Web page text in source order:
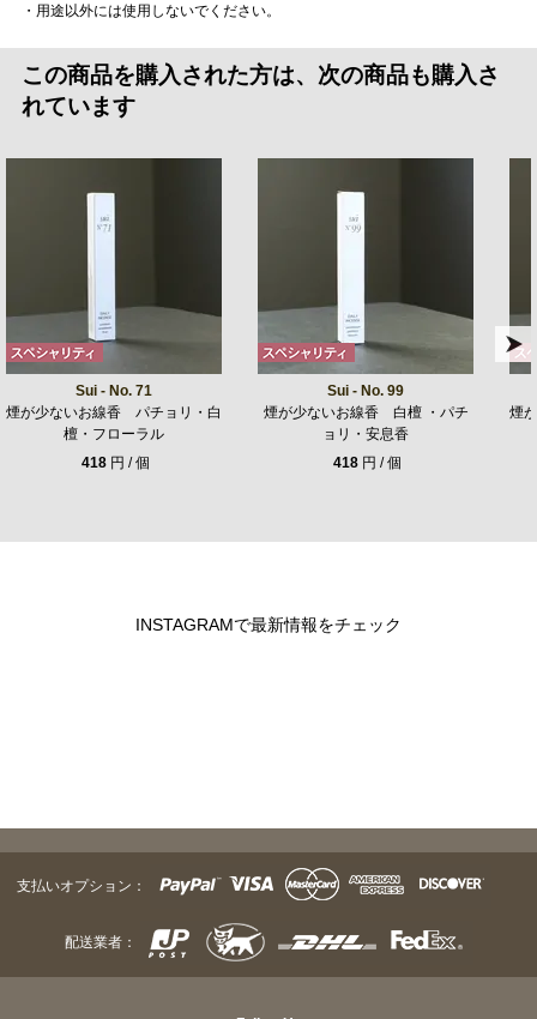
・用途以外には使用しないでください。
この商品を購入された方は、次の商品も購入さ
れています
Sui - No. 71
煙が少ないお線香 パチョリ・白
檀・フローラル
418円 / 個
Sui - No. 99
煙が少ないお線香 白檀 ・パチ
ョリ・安息香
418円 / 個
煙
INSTAGRAMで最新情報をチェック
支払いオプション：
配送業者：